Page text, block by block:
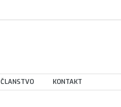
ČLANSTVO KONTAKT